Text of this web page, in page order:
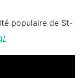
populaire de St-